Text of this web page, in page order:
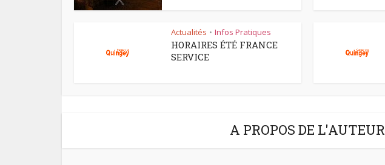
Actualités • Infos Pratiques
HORAIRES ÉTÉ FRANCE
SERVICE
A PROPOS DE L'AUTEUR